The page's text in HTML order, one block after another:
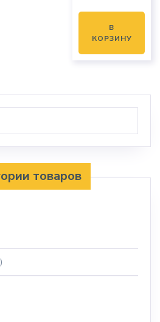
В
КОРЗИНУ
товаров